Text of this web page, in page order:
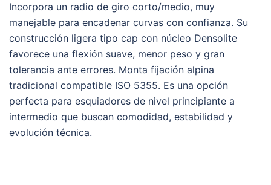
Incorpora un radio de giro corto/medio, muy
manejable para encadenar curvas con confianza. Su
construcción ligera tipo cap con núcleo Densolite
favorece una flexión suave, menor peso y gran
tolerancia ante errores. Monta fijación alpina
tradicional compatible ISO 5355. Es una opción
perfecta para esquiadores de nivel principiante a
intermedio que buscan comodidad, estabilidad y
evolución técnica.